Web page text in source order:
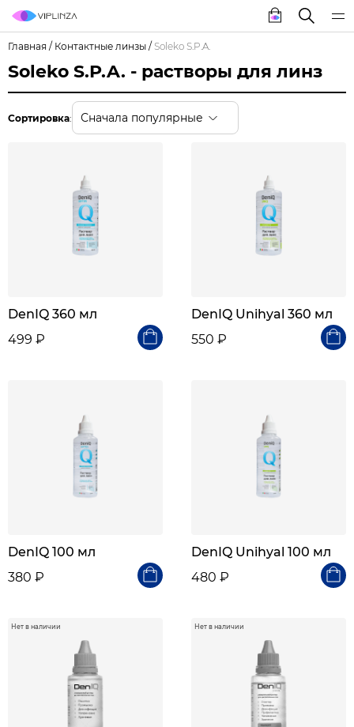
Главная / Контактные линзы / Soleko S.P.A.
Soleko S.P.A. - растворы для линз
Сортировка: Сначала популярные
DenIQ 360 мл
499 ₽
DenIQ Unihyal 360 мл
550 ₽
DenIQ 100 мл
380 ₽
DenIQ Unihyal 100 мл
480 ₽
Нет в наличии Нет в наличии